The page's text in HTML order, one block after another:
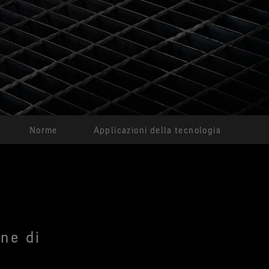
Tecnologia di prodotto
GORE-TEX THERMIUM®
comfort termico in un
range di temperature.
Sostenibilità
Norme Applicazioni della tecnologia
di